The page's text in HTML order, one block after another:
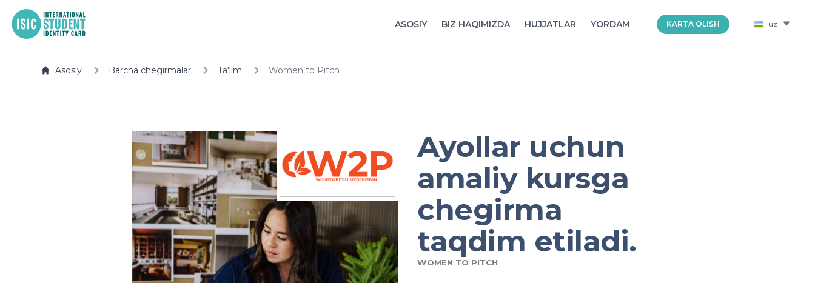
Asosiy
haqimizda
ASOSIY BIZ HAQIMIZDA HUJJATLAR YORDAM KARTA OLISH uz
Asosiy Barcha chegirmalar Ta'lim Women to Pitch
Ayollar uchun
amaliy kursga
chegirma
taqdim etiladi.
WOMEN TO PITCH